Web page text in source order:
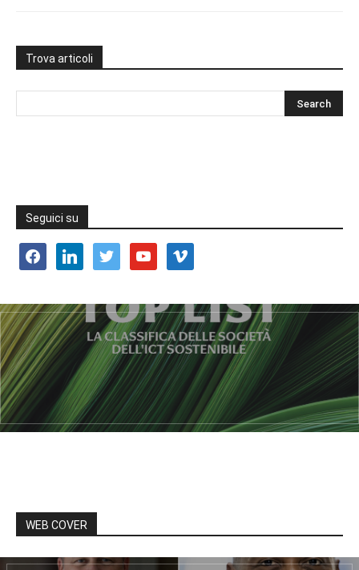
Trova articoli
Seguici su
facebooklinkedin twitter youtube vimeo
WEB COVER